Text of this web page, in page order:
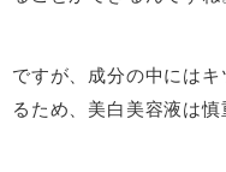
ですが、成分の中には
るため、美白美容液は慎